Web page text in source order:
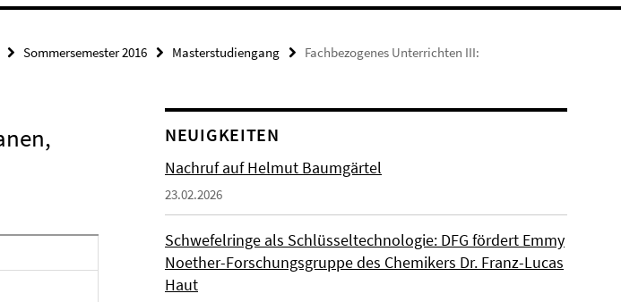
Sommersemester 2016 Masterstudiengang
Fachbezogenes Unterrichten III:
NEUIGKEITEN
Nachruf auf Helmut Baumgärtel
23.02.2026
Schwefelringe als Schlüsseltechnologie: DFG fördert Emmy
Noether-Forschungsgruppe des Chemikers Dr. Franz-Lucas
Haut